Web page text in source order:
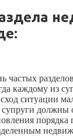
частых
каждому из
ситуации
супруги должны
порядка